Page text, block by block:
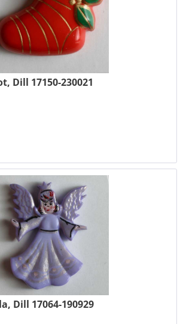
Dill 17150-230021
Dill 17064-190929